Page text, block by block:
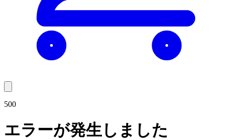
500
エラーが発生しました